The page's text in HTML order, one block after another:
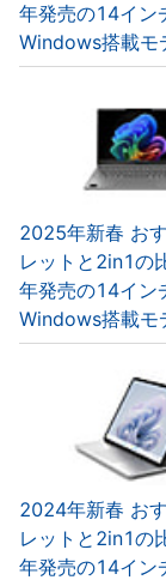
年発売の14イン
Windows搭載モ
2025年新春 お
レットと2in1の
年発売の14イン
Windows搭載モ
2024年新春 お
レットと2in1の
年発売の14イン